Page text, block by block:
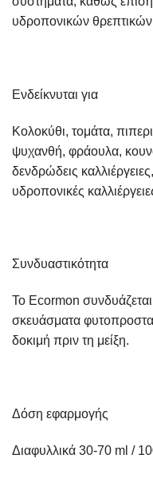
υδροπονικών
Ενδείκνυται για
Κολοκύθι, τομάτα,
ψυχανθή, φράουλα,
δενδρώδεις
υδροπονικές
Συνδυαστικότητα
Το Ecormon
σκευάσματα
δοκιμή πριν τη μείξη.
Δόση εφαρμογής
Διαφυλλικά 30-70 ml /